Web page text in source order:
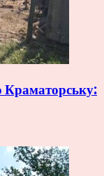
Краматорську: